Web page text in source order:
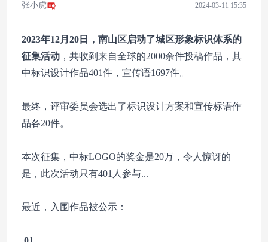
张小虎 2024-03-11 15:35
2023年12月20日，南山区启动了城区形象标识体系的
征集活动 ，共收到来自全球的2000余件投稿作品，其
中标识设计作品401件，宣传语1697件。
最终，评审委员会选出了标识设计方案和宣传标语作
品各20件。
本次征集，中标LOGO的奖金是20万，令人惊讶的
是，此次活动只有401人参与...
最近，入围作品被公示：